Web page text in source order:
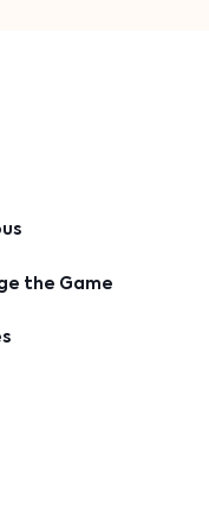
the Game